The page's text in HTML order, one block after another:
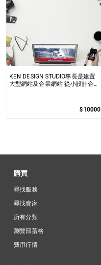
KEN DESIGN STUDIO專長是建置
大型網站及企業網站 從小設計企劃
$10000
購買
尋找服務
尋找賣家
所有分類
瀏覽部落格
費用行情